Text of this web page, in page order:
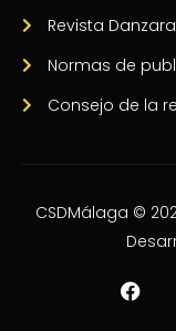
Revista
Normas de
Consejo de la
CSDMálaga ©